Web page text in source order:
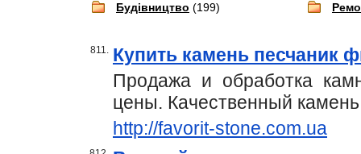
Будівництво (199)
811. Купить камень песчаник
Продажа и обработка
цены. Качественный
http://favorit-stone.com.ua